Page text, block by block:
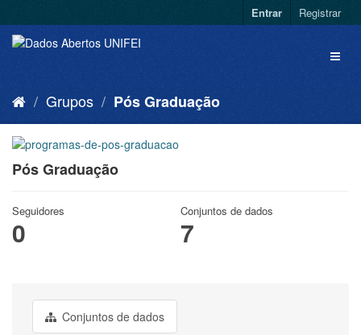
Entrar Registrar
Grupos Pós Graduação
Pós Graduação
Seguidores
0
Conjuntos de dados
7
Conjuntos de dados